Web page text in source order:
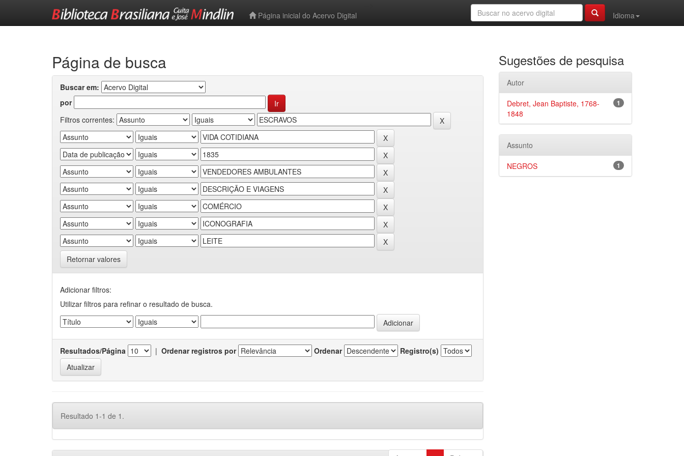
Página inicial do Acervo Digital
Idioma
Página de busca
Buscar em:
por
Filtros correntes:
Retornar valores
Adicionar filtros:
Utilizar filtros para refinar o resultado de busca.
Resultados/Página | Ordenar registros por Ordenar Registro(s)
Resultado 1-1 de 1.
Sugestões de pesquisa
Autor
1
Debret, Jean Baptiste, 1768-
1848
Assunto
1
NEGROS